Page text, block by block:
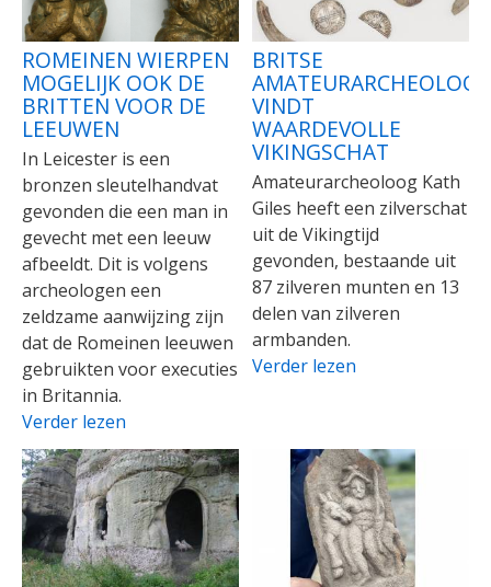
ROMEINEN WIERPEN
MOGELIJK OOK DE
BRITTEN VOOR DE
LEEUWEN
In Leicester is een
bronzen sleutelhandvat
gevonden die een man in
gevecht met een leeuw
afbeeldt. Dit is volgens
archeologen een
zeldzame aanwijzing zijn
dat de Romeinen leeuwen
gebruikten voor executies
in Britannia.
Verder lezen
BRITSE
VINDT
WAARDEVOLLE
VIKINGSCHAT
Amateurarcheoloog Kath
Giles heeft een zilverschat
uit de Vikingtijd
gevonden, bestaande uit
87 zilveren munten en 13
delen van zilveren
armbanden.
Verder lezen